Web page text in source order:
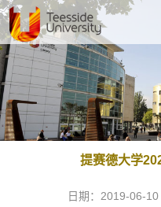
提赛德大学
2019-06-10
日期：